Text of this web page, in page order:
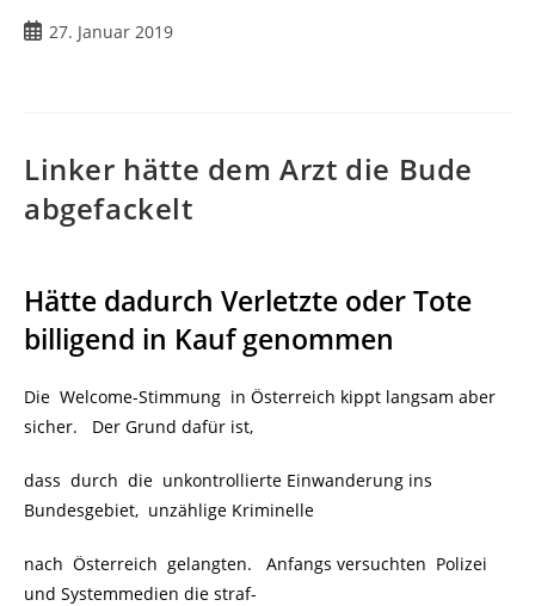
Beitrag27. Januar 2019
Linker hätte dem Arzt die Bude
abgefackelt
Hätte dadurch Verletzte oder Tote
billigend in Kauf genommen
Die Welcome-Stimmung in Österreich kippt langsam aber
sicher. Der Grund dafür ist,
dass durch die unkontrollierte Einwanderung ins
Bundesgebiet, unzählige Kriminelle
nach Österreich gelangten. Anfangs versuchten Polizei
und Systemmedien die straf-